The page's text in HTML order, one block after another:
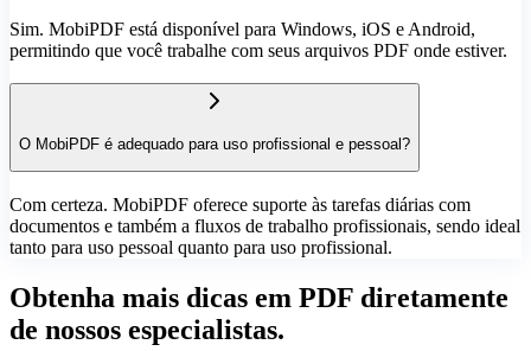
Sim. MobiPDF está disponível para Windows, iOS e Android,
permitindo que você trabalhe com seus arquivos PDF onde estiver.
O MobiPDF é adequado para uso profissional e pessoal?
Com certeza. MobiPDF oferece suporte às tarefas diárias com
documentos e também a fluxos de trabalho profissionais, sendo ideal
tanto para uso pessoal quanto para uso profissional.
Obtenha mais dicas em PDF diretamente
de nossos especialistas.